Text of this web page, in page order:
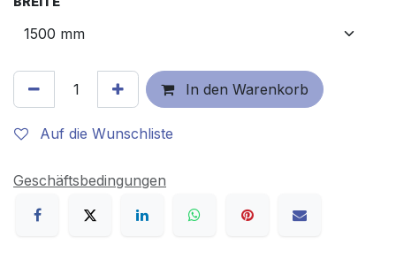
In den Warenkorb
Auf die Wunschliste
Geschäftsbedingungen